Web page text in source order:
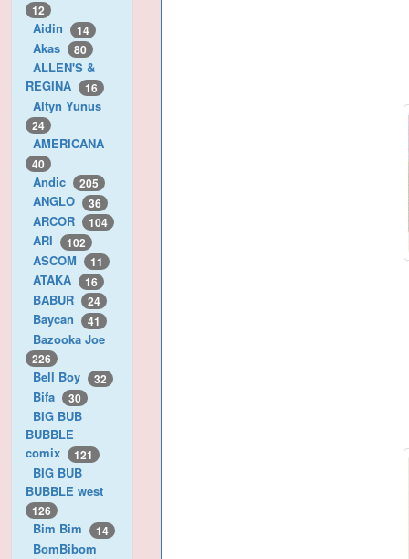
12
Aidin 14
Akas 80
ALLEN'S &
REGINA
16
Altyn Yunus
24
AMERICANA
40
Andic 205
ANGLO 36
ARCOR 104
ARI 102
ASCOM 11
ATAKA 16
BABUR 24
Baycan 41
Bazooka Joe
226
Bell Boy 32
Bifa 30
BIG BUB
BUBBLE
comix
121
BIG BUB
BUBBLE west
126
Bim Bim 14
BomBibom